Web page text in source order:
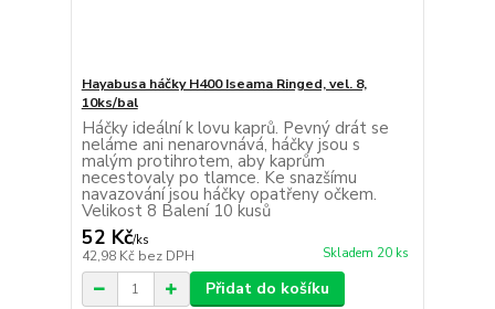
Hayabusa háčky H400 Iseama Ringed, vel. 8,
10ks/bal
Háčky ideální k lovu kaprů. Pevný drát se
neláme ani nenarovnává, háčky jsou s
malým protihrotem, aby kaprům
necestovaly po tlamce. Ke snazšímu
navazování jsou háčky opatřeny očkem.
Velikost 8 Balení 10 kusů
52 Kč/ks
42,98 Kč bez DPH Skladem 20 ks
Přidat do košíku